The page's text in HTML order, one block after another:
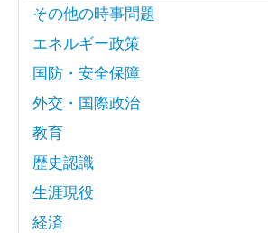
その他の時事問題
エネルギー政策
国防・安全保障
外交・国際政治
教育
歴史認識
生涯現役
経済